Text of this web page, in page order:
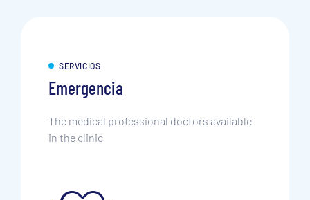
SERVICIOS
Emergencia
The medical professional doctors available
in the clinic